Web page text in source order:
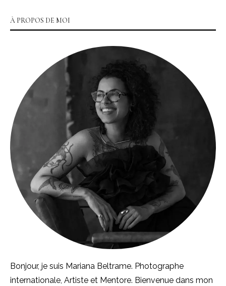
À PROPOS DE MOI
Bonjour, je suis Mariana Beltrame. Photographe
internationale, Artiste et Mentore. Bienvenue dans mon